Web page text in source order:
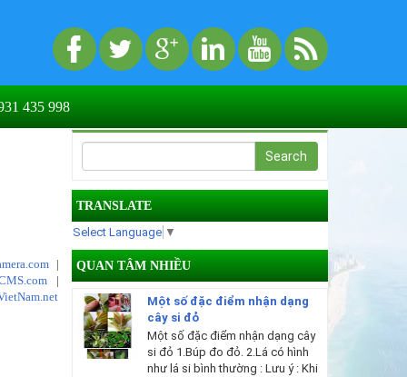
435 998
|
|
TRANSLATE
Select Language ▼
QUAN TÂM NHIỀU
Một số đặc điểm nhận dạng
cây si đỏ
Một số đặc điểm nhận dạng cây
si đỏ 1.Búp đo đỏ. 2.Lá có hình
như lá si bình thường : Lưu ý : Khi